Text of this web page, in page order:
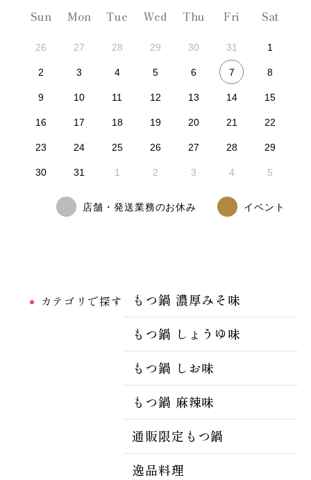
カテゴリで探す
もつ鍋 濃厚みそ味
もつ鍋 しょうゆ味
もつ鍋 しお味
もつ鍋 麻辣味
通販限定もつ鍋
逸品料理
Sun Mon Tue Wed Thu Fri Sat
26 27 28 29 30 31 1
2 3 4 5 6 7 8
9 10 11 12 13 14 15
16 17 18 19 20 21 22
23 24 25 26 27 28 29
30 31 1 2 3 4 5
店舗・発送業務のお休み イベント